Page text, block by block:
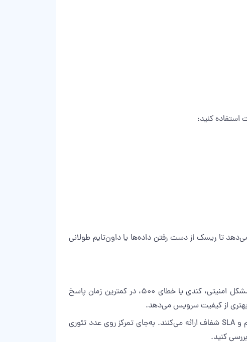
استفاده کنید:
تا ریسک از دست رفتن داده‌ها یا داون‌تایم طولانی
زیرساخت قوی بدون پشتیبانی متخصص، برای سایت‌های جدی کافی نیست. تیم‌های فنی انتظار دارند در زمان بروز مشکل امنیتی، کندی یا خطای ۵۰۰، در کمترین زمان پاسخ
بهتری از کیفیت سرویس می‌دهد.
معمولا مانیتورینگ ۲۴ ساعته سرویس، هشدار خودکار در زمان داون‌تایم و SLA شفاف ارائه می‌کنند. به‌جای تمرکز روی عدد تئوری